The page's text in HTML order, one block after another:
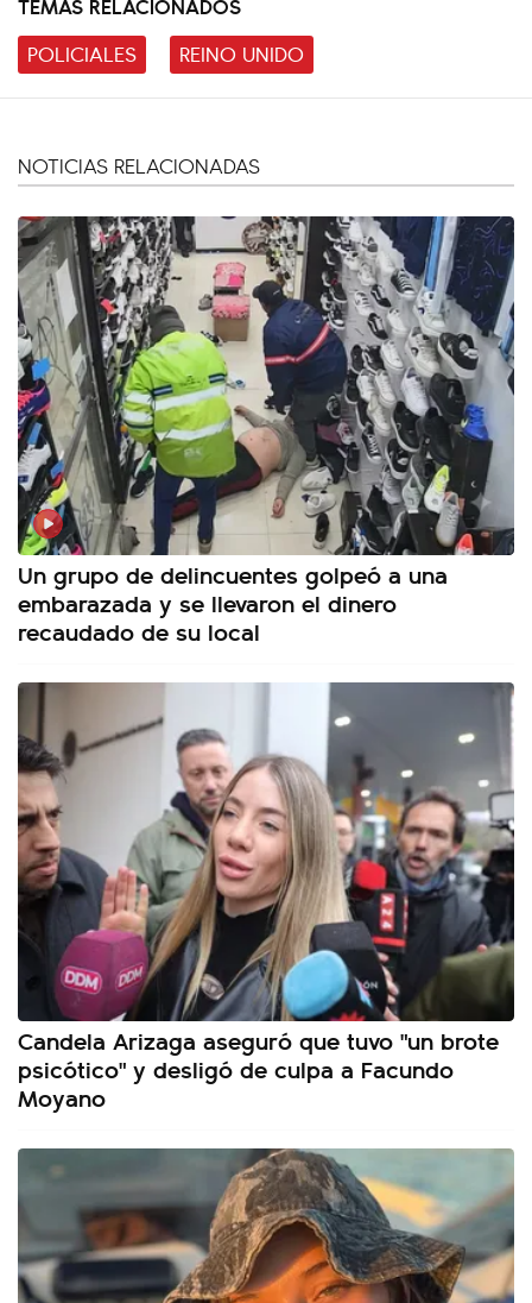
POLICIALES
REINO UNIDO
NOTICIAS RELACIONADAS
Un grupo de delincuentes golpeó a una
embarazada y se llevaron el dinero
recaudado de su local
Candela Arizaga aseguró que tuvo "un brote
psicótico" y desligó de culpa a Facundo
Moyano